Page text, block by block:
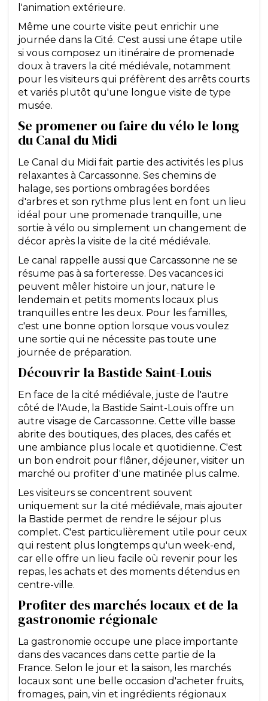
l'animation extérieure.
Même une courte visite peut enrichir une
journée dans la Cité. C'est aussi une étape utile
si vous composez un itinéraire de promenade
doux à travers la cité médiévale, notamment
pour les visiteurs qui préfèrent des arrêts courts
et variés plutôt qu'une longue visite de type
musée.
Se promener ou faire du vélo le long
du Canal du Midi
Le Canal du Midi fait partie des activités les plus
relaxantes à Carcassonne. Ses chemins de
halage, ses portions ombragées bordées
d'arbres et son rythme plus lent en font un lieu
idéal pour une promenade tranquille, une
sortie à vélo ou simplement un changement de
décor après la visite de la cité médiévale.
Le canal rappelle aussi que Carcassonne ne se
résume pas à sa forteresse. Des vacances ici
peuvent mêler histoire un jour, nature le
lendemain et petits moments locaux plus
tranquilles entre les deux. Pour les familles,
c'est une bonne option lorsque vous voulez
une sortie qui ne nécessite pas toute une
journée de préparation.
Découvrir la Bastide Saint-Louis
En face de la cité médiévale, juste de l'autre
côté de l'Aude, la Bastide Saint-Louis offre un
autre visage de Carcassonne. Cette ville basse
abrite des boutiques, des places, des cafés et
une ambiance plus locale et quotidienne. C'est
un bon endroit pour flâner, déjeuner, visiter un
marché ou profiter d'une matinée plus calme.
Les visiteurs se concentrent souvent
uniquement sur la cité médiévale, mais ajouter
la Bastide permet de rendre le séjour plus
complet. C'est particulièrement utile pour ceux
qui restent plus longtemps qu'un week-end,
car elle offre un lieu facile où revenir pour les
repas, les achats et des moments détendus en
centre-ville.
Profiter des marchés locaux et de la
gastronomie régionale
La gastronomie occupe une place importante
dans des vacances dans cette partie de la
France. Selon le jour et la saison, les marchés
locaux sont une belle occasion d'acheter fruits,
fromages, pain, vin et ingrédients régionaux